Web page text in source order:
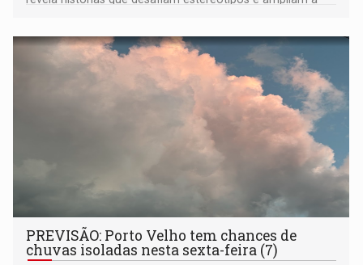
negras
PREVISÃO: Porto Velho tem chances de
chuvas isoladas nesta sexta-feira (7)